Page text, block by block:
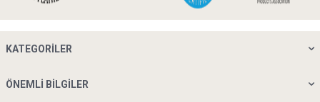
KATEGORILER
ÖNEMLI BILGILER